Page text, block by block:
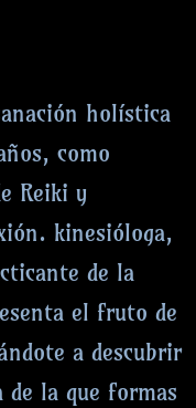
holística
como
Reiki y
kinesióloga,
de la
el fruto de
a descubrir
la que formas